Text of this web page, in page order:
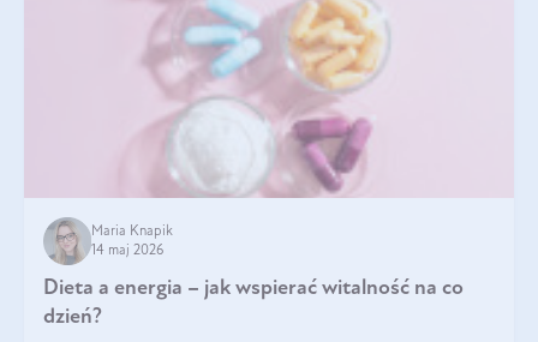
Maria Knapik
14 maj 2026
Dieta a energia – jak wspierać witalność na co
dzień?